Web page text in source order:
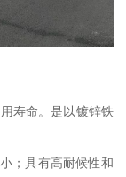
寿命。是以镀锌铁
；具有高耐候性和